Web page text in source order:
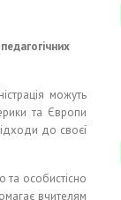
можуть
та Європи
до своєї
та особистісно
вчителям